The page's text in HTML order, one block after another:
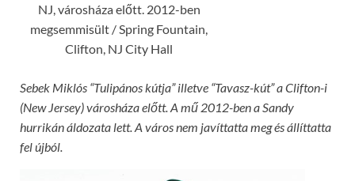
NJ, városháza előtt. 2012-ben
megsemmisült / Spring Fountain,
Clifton, NJ City Hall
Sebek Miklós “Tulipános kútja” illetve “Tavasz-kút” a Clifton-i
(New Jersey) városháza előtt. A mű 2012-ben a Sandy
hurrikán áldozata lett. A város nem javíttatta meg és állíttatta
fel újból.